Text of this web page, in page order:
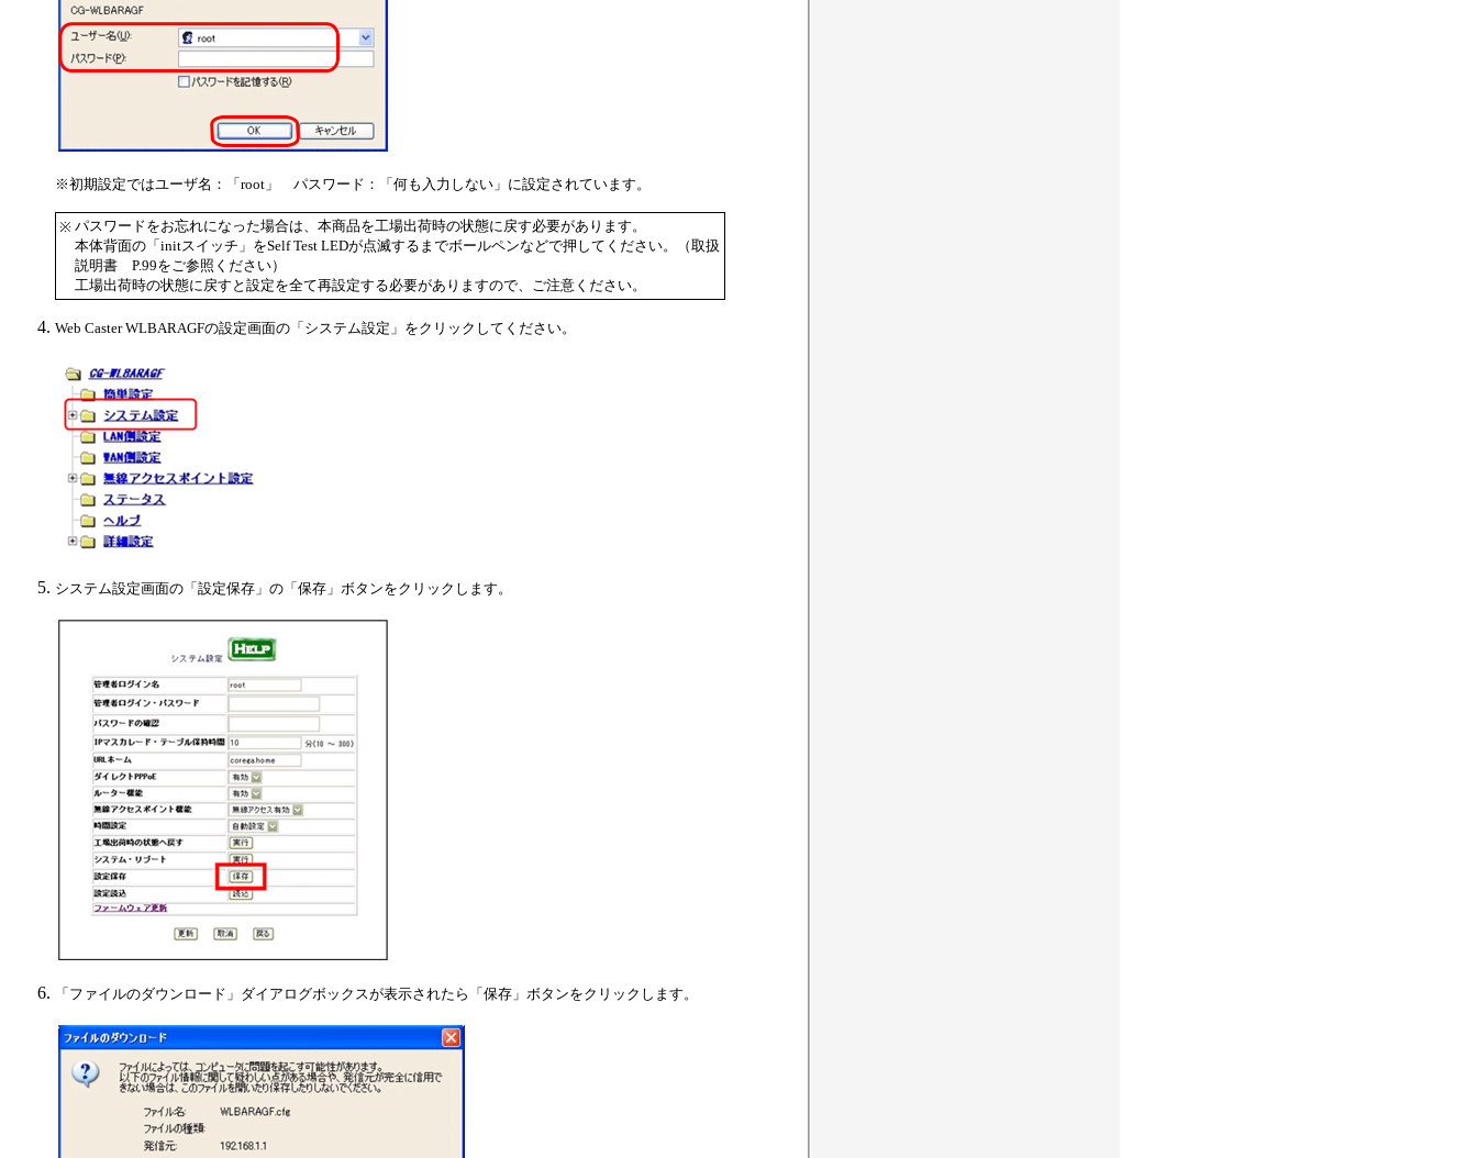
※初期設定ではユーザ名：「root」 パスワード：「何も入力しない」に設定されています。
※ パスワードをお忘れになった場合は、本商品を工場出荷時の状態に戻す必要があります。
本体背面の「initスイッチ」をSelf Test LEDが点滅するまでボールペンなどで押してください。（取扱
説明書 P.99をご参照ください）
工場出荷時の状態に戻すと設定を全て再設定する必要がありますので、ご注意ください。
Web Caster WLBARAGFの設定画面の「システム設定」をクリックしてください。
システム設定画面の「設定保存」の「保存」ボタンをクリックします。
「ファイルのダウンロード」ダイアログボックスが表示されたら「保存」ボタンをクリックします。